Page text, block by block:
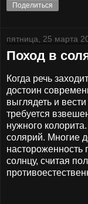
Поделиться
пятница, 25 марта
Поход в
Когда речь заходит
достоин
выглядеть и
требуется
нужного
солярий. Многие
настороженность
солнцу, считая